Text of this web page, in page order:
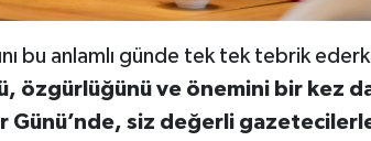
bu anlamlı günde tek tek tebrik
özgürlüğünü ve önemini bir kez
Günü’nde, siz değerli